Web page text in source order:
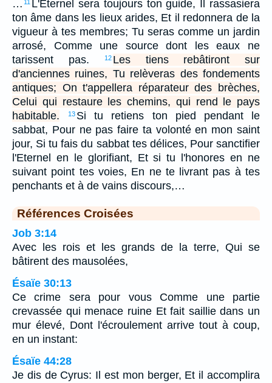
… 11
L'Eternel sera toujours ton guide, Il rassasiera
ton âme dans les lieux arides, Et il redonnera de la
vigueur à tes membres; Tu seras comme un jardin
arrosé, Comme une source dont les eaux ne
tarissent pas.
12 Les tiens rebâtiront sur
d'anciennes ruines, Tu relèveras des fondements
antiques; On t'appellera réparateur des brèches,
Celui qui restaure les chemins, qui rend le pays
habitable.
13 Si tu retiens ton pied pendant le
sabbat, Pour ne pas faire ta volonté en mon saint
jour, Si tu fais du sabbat tes délices, Pour sanctifier
l'Eternel en le glorifiant, Et si tu l'honores en ne
suivant point tes voies, En ne te livrant pas à tes
penchants et à de vains discours,…
Références Croisées
Job 3:14
Avec les rois et les grands de la terre, Qui se
bâtirent des mausolées,
Ésaïe 30:13
Ce crime sera pour vous Comme une partie
crevassée qui menace ruine Et fait saillie dans un
mur élevé, Dont l'écroulement arrive tout à coup,
en un instant:
Ésaïe 44:28
Je dis de Cyrus: Il est mon berger, Et il accomplira